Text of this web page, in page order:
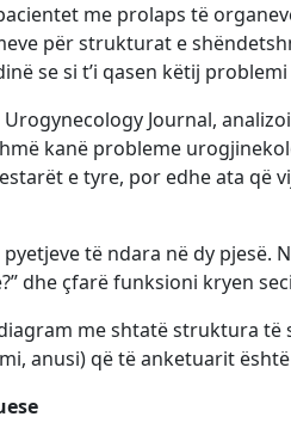
me prolaps të
për strukturat e
se si t’i qasen këtij
Journal,
kanë probleme
e tyre, por edhe ata që
të ndara në dy pjesë.
dhe çfarë funksioni kryen
me shtatë struktura të
anusi) që të anketuarit